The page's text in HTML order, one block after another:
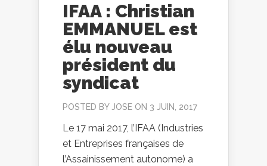
IFAA : Christian
EMMANUEL est
élu nouveau
président du
syndicat
POSTED BYJOSE ON 3 JUIN, 2017
Le 17 mai 2017, l’IFAA (Industries
et Entreprises françaises de
l’Assainissement autonome) a